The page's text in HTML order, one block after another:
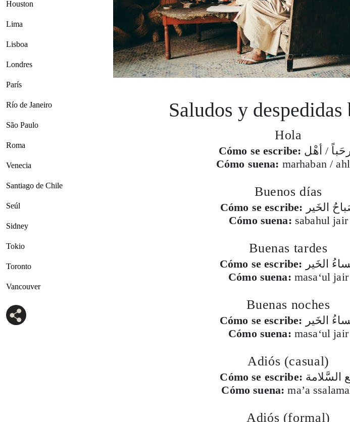
Houston
Lima
Lisboa
Londres
París
Río de Janeiro
São Paulo
Roma
Venecia
Santiago de Chile
Seúl
Sidney
Tokio
Toronto
Vancouver
Saludos y despedidas
Hola
Cómo se escribe: / أهْل
Cómo suena: marhaban /
Buenos días
Cómo se escribe: الخَير
Cómo suena: sabahul jair
Buenas tardes
Cómo se escribe: الخَير
Cómo suena: masa‘ul jair
Buenas noches
Cómo se escribe: الخَير
Cómo suena: masa‘ul jair
Adiós (casual)
Cómo se escribe: السَّلامة
Cómo suena: ma’a
Adiós (formal)